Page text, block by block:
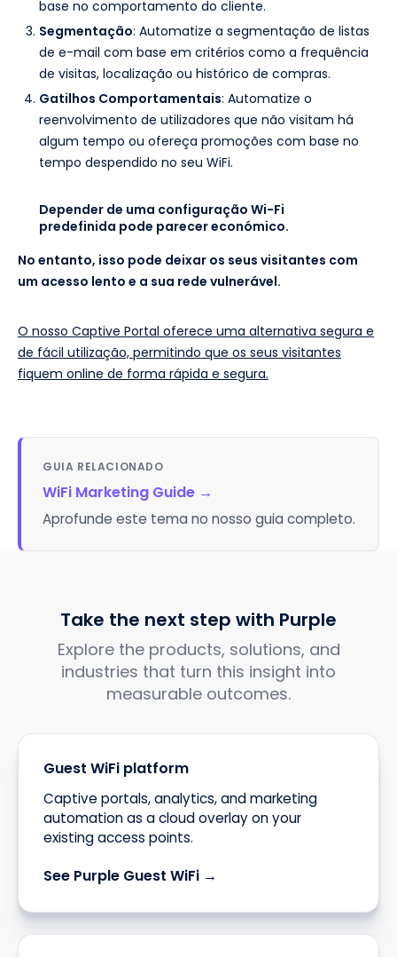
base no comportamento do cliente.
Segmentação: Automatize a segmentação de listas
de e-mail com base em critérios como a frequência
de visitas, localização ou histórico de compras.
Gatilhos Comportamentais: Automatize o
reenvolvimento de utilizadores que não visitam há
algum tempo ou ofereça promoções com base no
tempo despendido no seu WiFi.
Depender de uma configuração Wi-Fi
predefinida pode parecer económico.
No entanto, isso pode deixar os seus visitantes com
um acesso lento e a sua rede vulnerável.
O nosso Captive Portal oferece uma alternativa segura e
de fácil utilização, permitindo que os seus visitantes
fiquem online de forma rápida e segura.
GUIA RELACIONADO
WiFi Marketing Guide →
Aprofunde este tema no nosso guia completo.
Take the next step with Purple
Explore the products, solutions, and
industries that turn this insight into
measurable outcomes.
Guest WiFi platform
Captive portals, analytics, and marketing
automation as a cloud overlay on your
existing access points.
See Purple Guest WiFi →